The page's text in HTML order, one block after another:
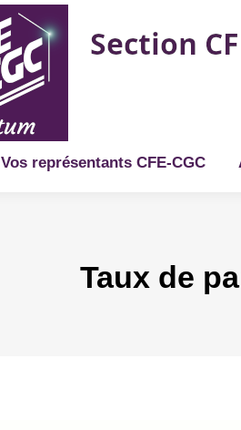
Vos représentants CFE-CGC
Taux de